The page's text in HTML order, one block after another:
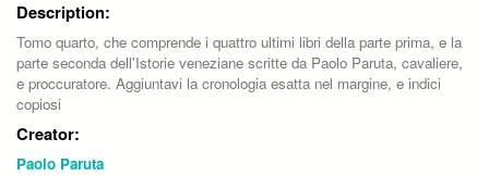
Description:
Tomo quarto, che comprende i quattro ultimi libri della parte prima, e la
parte seconda dell'Istorie veneziane scritte da Paolo Paruta, cavaliere,
e proccuratore. Aggiuntavi la cronologia esatta nel margine, e indici
copiosi
Creator:
Paolo Paruta